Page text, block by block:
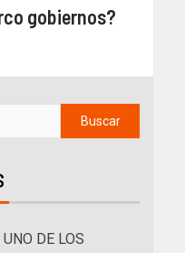
gobiernos?
DE LOS